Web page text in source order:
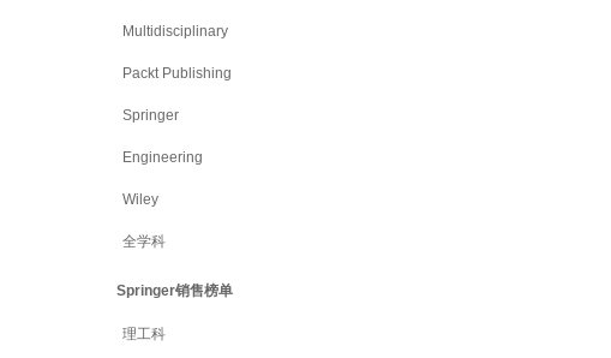
Multidisciplinary
Packt Publishing
Springer
Engineering
Wiley
全学科
Springer销售榜单
理工科